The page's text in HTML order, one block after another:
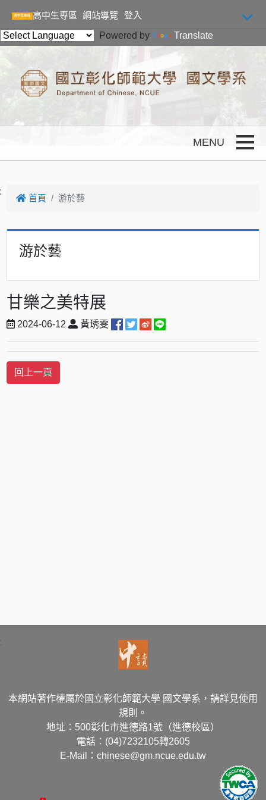
高中生專區
網站導覽
登入
Powered by
Translate
首頁 游於藝
游於藝
甘樂之美特展
2024-06-12 黃琇雯
本網站著作權屬於國立彰化師範大學 國文學系，請詳見使用
規則。
地址：500彰化市進德路1號（進德校區）
電話：(04)7232105轉2605
E-Mail：chinese@gm.ncue.edu.tw